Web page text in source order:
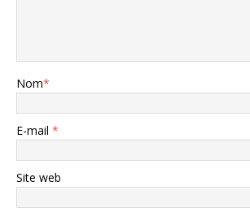
Nom*
E-mail *
Site web